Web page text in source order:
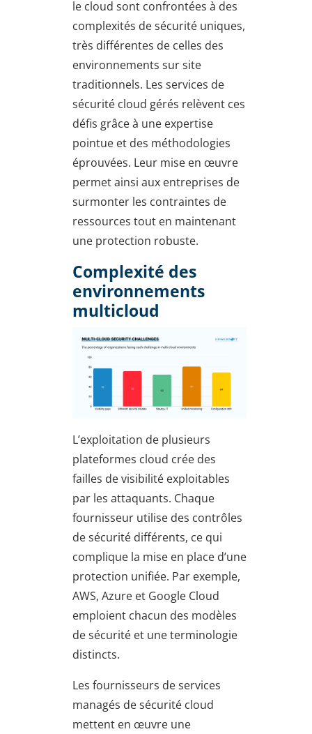
le cloud sont confrontées à des
complexités de sécurité uniques,
très différentes de celles des
environnements sur site
traditionnels. Les services de
sécurité cloud gérés relèvent ces
défis grâce à une expertise
pointue et des méthodologies
éprouvées. Leur mise en œuvre
permet ainsi aux entreprises de
surmonter les contraintes de
ressources tout en maintenant
une protection robuste.
Complexité des
environnements
multicloud
L’exploitation de plusieurs
plateformes cloud crée des
failles de visibilité exploitables
par les attaquants. Chaque
fournisseur utilise des contrôles
de sécurité différents, ce qui
complique la mise en place d’une
protection unifiée. Par exemple,
AWS, Azure et Google Cloud
emploient chacun des modèles
de sécurité et une terminologie
distincts.
Les fournisseurs de services
managés de sécurité cloud
mettent en œuvre une